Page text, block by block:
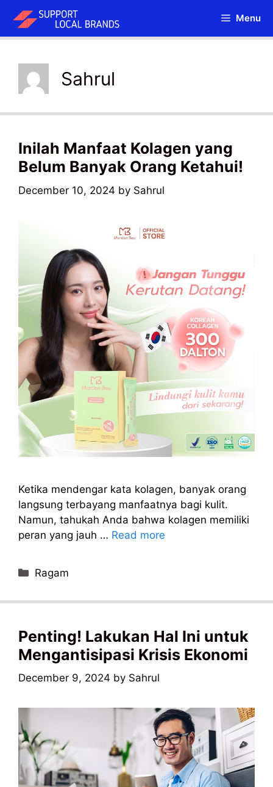
content
Menu
Sahrul
Inilah Manfaat Kolagen yang
Belum Banyak Orang Ketahui!
December 10, 2024 by Sahrul
Ketika mendengar kata kolagen, banyak orang
langsung terbayang manfaatnya bagi kulit.
Namun, tahukah Anda bahwa kolagen memiliki
peran yang jauh … Read more
Categories
Ragam
Penting! Lakukan Hal Ini untuk
Mengantisipasi Krisis Ekonomi
December 9, 2024 by Sahrul